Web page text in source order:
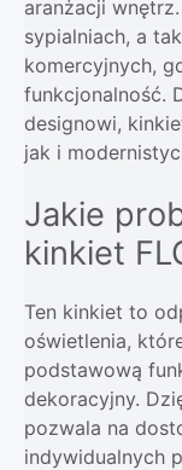
aranżacji
sypialniach, a
komercyjnych,
funkcjonalność.
designowi,
jak i
Jakie
kinkiet
Ten kinkiet to
oświetlenia,
podstawową
dekoracyjny.
pozwala na
indywidualnych